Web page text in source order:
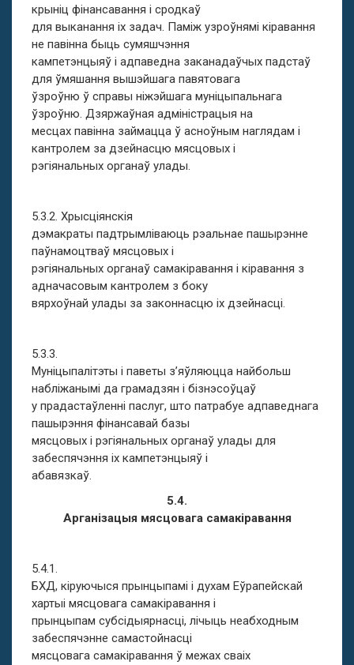
крыніц фінансавання і сродкаў
для выканання іх задач. Паміж узроўнямі кіравання
не павінна быць сумяшчэння
кампетэнцыяў і адпаведна заканадаўчых падстаў
для ўмяшання вышэйшага павятовага
ўзроўню ў справы ніжэйшага муніцыпальнага
ўзроўню. Дзяржаўная адміністрацыя на
месцах павінна займацца ў асноўным наглядам і
кантролем за дзейнасцю мясцовых і
рэгіянальных органаў улады.
5.3.2. Хрысціянскія
дэмакраты падтрымліваюць рэальнае пашырэнне
паўнамоцтваў мясцовых і
рэгіянальных органаў самакіравання і кіравання з
адначасовым кантролем з боку
вярхоўнай улады за законнасцю іх дзейнасці.
5.3.3.
Муніцыпалітэты і паветы з’яўляюцца найбольш
набліжанымі да грамадзян і бізнэсоўцаў
у прадастаўленні паслуг, што патрабуе адпаведнага
пашырэння фінансавай базы
мясцовых і рэгіянальных органаў улады для
забеспячэння іх кампетэнцыяў і
абавязкаў.
5.4.
Арганізацыя мясцовага самакіравання
5.4.1.
БХД, кіруючыся прынцыпамі і духам Еўрапейскай
хартыі мясцовага самакіравання і
прынцыпам субсідыярнасці, лічыць неабходным
забеспячэнне самастойнасці
мясцовага самакіравання ў межах сваіх